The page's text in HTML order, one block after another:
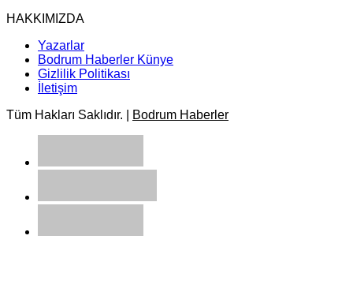
HAKKIMIZDA
Yazarlar
Bodrum Haberler Künye
Gizlilik Politikası
İletişim
Tüm Hakları Saklıdır. |
Bodrum Haberler